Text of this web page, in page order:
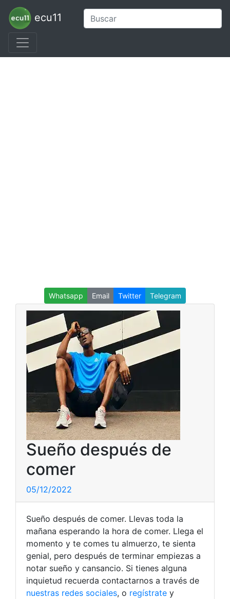
ecu11
Whatsapp Email Twitter Telegram
Sueño después de
comer
05/12/2022
Sueño después de comer. Llevas toda la
mañana esperando la hora de comer. Llega el
momento y te comes tu almuerzo, te sienta
genial, pero después de terminar empiezas a
notar sueño y cansancio. Si tienes alguna
inquietud recuerda contactarnos a través de
nuestras redes sociales, o regístrate y